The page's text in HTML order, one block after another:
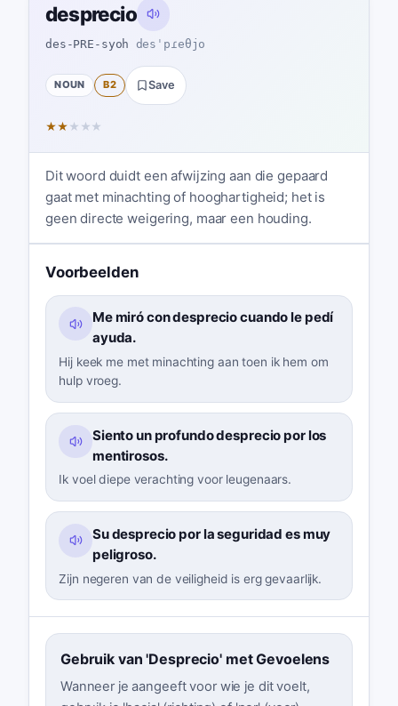
desprecio
des-PRE-syoh desˈpɾeθjo
NOUN B2 Save
★★ ★ ★ ★
Dit woord duidt een afwijzing aan die gepaard
gaat met minachting of hooghartigheid; het is
geen directe weigering, maar een houding.
Voorbeelden
Me miró con desprecio cuando le pedí
ayuda.
Hij keek me met minachting aan toen ik hem om
hulp vroeg.
Siento un profundo desprecio por los
mentirosos.
Ik voel diepe verachting voor leugenaars.
Su desprecio por la seguridad es muy
peligroso.
Zijn negeren van de veiligheid is erg gevaarlijk.
Gebruik van 'Desprecio' met Gevoelens
Wanneer je aangeeft voor wie je dit voelt,